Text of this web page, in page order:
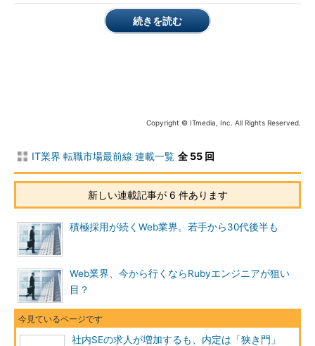
は評価されにくい傾向にある。
が殺到しており非常に採用ハードルが高い。
システム業界
開発案件の増加に伴い、システムインテグレータ、ネットワー
業務系SE：高い需要が続く
メーカーや金融、流通、通信、生保、製造分野におけるシステ
ムの再構築を背景として需要が高い状態が続いている。システム
再構築という業務の性質上、高い技術と知識、最善のソリューシ
ョンを提供できる能力が求められる。分野ごとの専門知識を深め
られる点に魅力を感じる求職者が多いようだ。
続きを読む
Copyright © ITmedia, Inc. All Rights Reserved.
IT業界 転職市場最前線 連載一覧 全 55 回
新しい連載記事が 6 件あります
積極採用が続くWeb業界。若手から30代後半も
Web業界、今から行くならRubyエンジニアが狙い
目？
社内SEの求人が増加するも、内定は「狭き門」